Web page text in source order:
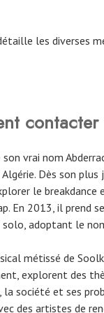
les diverses
son vrai nom
Dès son plus
le breakdance
En 2013, il prend
solo, adoptant le
métissé de
explorent des
la société et ses
des artistes de